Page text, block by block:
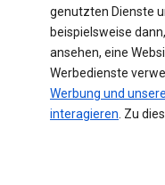
genutzten Dienste
beispielsweise
ansehen, eine
Werbedienste
Werbung und
interagieren. Zu